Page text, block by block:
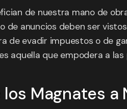
de nuestra mano de
anuncios deben ser
de evadir impuestos o de
aquella que empodera a las
Magnates a